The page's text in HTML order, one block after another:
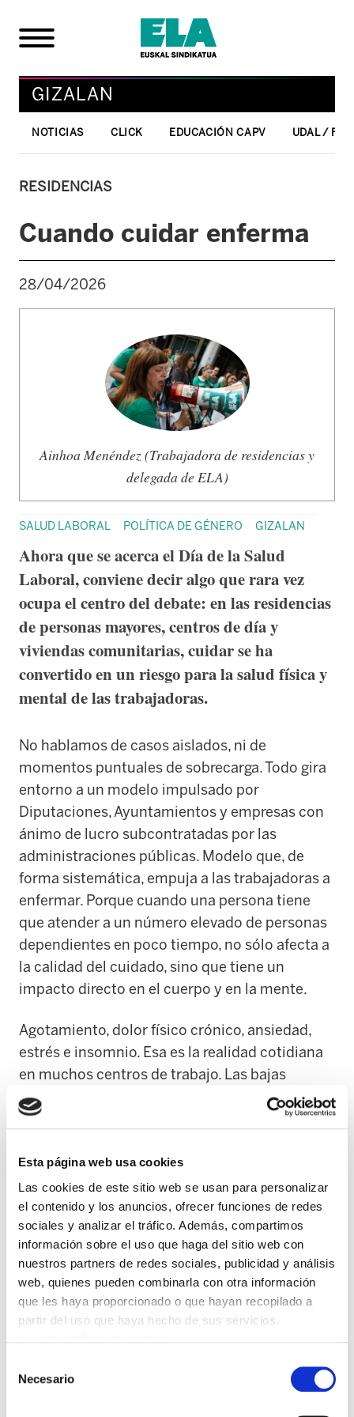
Esta página web usa cookies
Las cookies de este sitio web se usan para personalizar
el contenido y los anuncios, ofrecer funciones de redes
sociales y analizar el tráfico. Además, compartimos
información sobre el uso que haga del sitio web con
nuestros partners de redes sociales, publicidad y análisis
web, quienes pueden combinarla con otra información
que les haya proporcionado o que hayan recopilado a
partir del uso que haya hecho de sus servicios.
Necesario
GIZALAN
NOTICIAS CLICK EDUCACIÓN CAPV UDAL /
RESIDENCIAS
Cuando cuidar enferma
28/04/2026
Ainhoa Menéndez (Trabajadora de residencias y
delegada de ELA)
SALUD LABORAL POLÍTICA DE GÉNERO GIZALAN
Ahora que se acerca el Día de la Salud
Laboral, conviene decir algo que rara vez
ocupa el centro del debate: en las residencias
de personas mayores, centros de día y
viviendas comunitarias, cuidar se ha
convertido en un riesgo para la salud física y
mental de las trabajadoras.
No hablamos de casos aislados, ni de
momentos puntuales de sobrecarga. Todo gira
entorno a un modelo impulsado por
Diputaciones, Ayuntamientos y empresas con
ánimo de lucro subcontratadas por las
administraciones públicas. Modelo que, de
forma sistemática, empuja a las trabajadoras a
enfermar. Porque cuando una persona tiene
que atender a un número elevado de personas
dependientes en poco tiempo, no sólo afecta a
la calidad del cuidado, sino que tiene un
impacto directo en el cuerpo y en la mente.
Agotamiento, dolor físico crónico, ansiedad,
estrés e insomnio. Esa es la realidad cotidiana
en muchos centros de trabajo. Las bajas
médicas, cuando llegan, suelen hacerlo tarde o
no se cubren, lo que agrava aún más la carga
sector donde sostener el ritmo implica,
muchas veces, romperse. Y, sin embargo,
instituciones, patronales y empresas no
asumen sus responsabilidades.
Durante años han intentado presentar esta
realidad como algo inherente al trabajo de
cuidados, un “peaje” vocacional en una tarea